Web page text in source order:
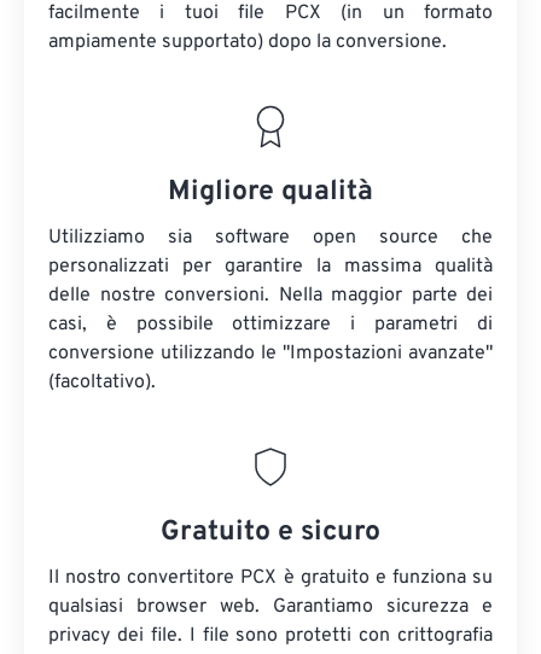
facilmente i tuoi file PCX (in un formato
ampiamente supportato) dopo la conversione.
Migliore qualità
Utilizziamo sia software open source che
personalizzati per garantire la massima qualità
delle nostre conversioni. Nella maggior parte dei
casi, è possibile ottimizzare i parametri di
conversione utilizzando le "Impostazioni avanzate"
(facoltativo).
Gratuito e sicuro
Il nostro convertitore PCX è gratuito e funziona su
qualsiasi browser web. Garantiamo sicurezza e
privacy dei file. I file sono protetti con crittografia